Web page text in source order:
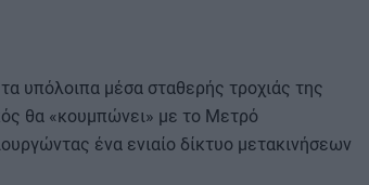
τα υπόλοιπα μέσα σταθερής τροχιάς της
θα «κουμπώνει» με το Μετρό
ένα ενιαίο δίκτυο μετακινήσεων